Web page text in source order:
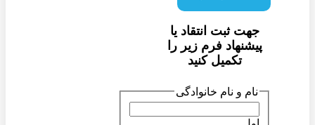
جهت ثبت انتقاد یا
پیشنهاد فرم زیر را
تکمیل کنید
نام و نام خانوادگی